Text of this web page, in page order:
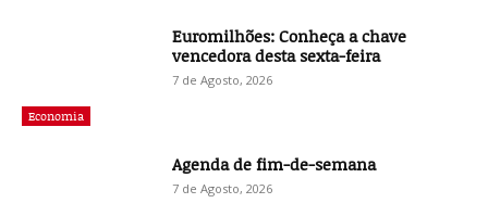
Economia
Euromilhões: Conheça a chave
vencedora desta sexta-feira
7 de Agosto, 2026
Agenda de fim-de-semana
7 de Agosto, 2026